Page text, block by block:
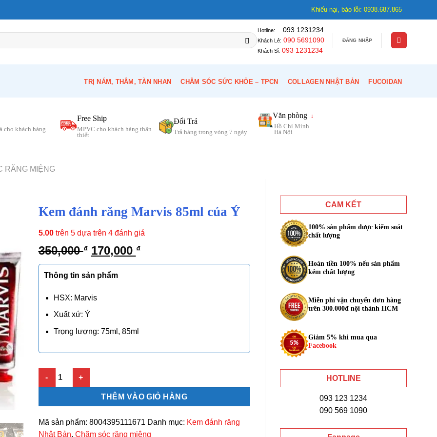
Khiếu nại, báo lỗi: 0938.687.865
Hotline: 093 1231234
Khách Lẻ: 090 5691090
Khách Sỉ: 093 1231234
ĐĂNG NHẬP
TRỊ NÁM, THÂM, TÀN NHAN CHĂM SÓC SỨC KHỎE – TPCN COLLAGEN NHẬT BẢN FUCOIDAN
cho khách hàng
Free Ship
MPVC cho khách hàng thân
thiết
Đổi Trả
Trả hàng trong vòng 7 ngày
Văn phòng ↓
Hồ Chí Minh
Hà Nội
RĂNG MIỆNG
CAM KẾT
100% sản phẩm được kiểm soát
chất lượng
Hoàn tiền 100% nếu sản phẩm
kém chất lượng
Miễn phí vận chuyển đơn hàng
trên 300.000đ nội thành HCM
Giảm 5% khi mua qua
Facebook
HOTLINE
093 123 1234
090 569 1090
Kem đánh răng Marvis 85ml của Ý
5.00trên 5 dựa trên 4đánh giá
350,000₫ Giá
gốc
là:
170,000 ₫Giá
hiện
Thông tin sản phẩm
HSX: Marvis
Xuất xứ: Ý
Trọng lượng: 75ml, 85ml
Kem đánh răng Marvis 85ml của Ý số lượng
THÊM VÀO GIỎ HÀNG
Mã sản phẩm: 8004395111671 Danh mục: Kem đánh răng
Nhật Bản, Chăm sóc răng miệng